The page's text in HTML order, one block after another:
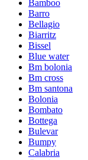
Bamboo
Barro
Bellagio
Biarritz
Bissel
Blue water
Bm bolonia
Bm cross
Bm santona
Bolonia
Bombato
Bottega
Bulevar
Bumpy
Calabria